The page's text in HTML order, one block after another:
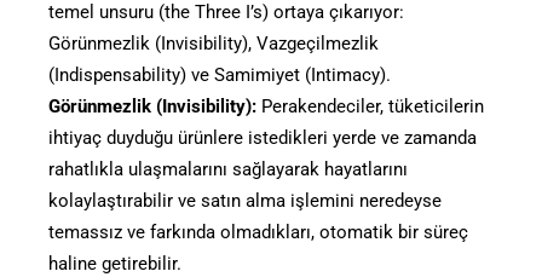
temel unsuru (the Three I’s) ortaya çıkarıyor:
Görünmezlik (Invisibility), Vazgeçilmezlik
(Indispensability) ve Samimiyet (Intimacy).
Görünmezlik (Invisibility): Perakendeciler, tüketicilerin
ihtiyaç duyduğu ürünlere istedikleri yerde ve zamanda
rahatlıkla ulaşmalarını sağlayarak hayatlarını
kolaylaştırabilir ve satın alma işlemini neredeyse
temassız ve farkında olmadıkları, otomatik bir süreç
haline getirebilir.